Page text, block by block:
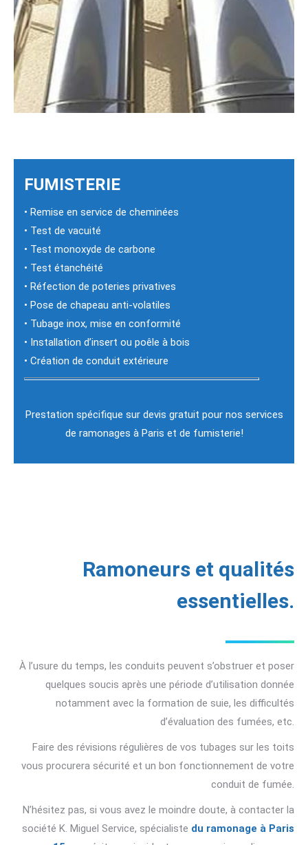
FUMISTERIE
• Remise en service de cheminées
• Test de vacuité
• Test monoxyde de carbone
• Test étanchéité
• Réfection de poteries privatives
• Pose de chapeau anti-volatiles
• Tubage inox, mise en conformité
• Installation d’insert ou poêle à bois
• Création de conduit extérieure
Prestation spécifique sur devis gratuit pour nos services
de ramonages à Paris et de fumisterie!
Ramoneurs et qualités
essentielles.
À l’usure du temps, les conduits peuvent s’obstruer et poser
quelques soucis après une période d’utilisation donnée
notamment avec la formation de suie, les difficultés
d’évaluation des fumées, etc.
Faire des révisions régulières de vos tubages sur les toits
vous procurera sécurité et un bon fonctionnement de votre
conduit de fumée.
N’hésitez pas, si vous avez le moindre doute, à contacter la
société K. Miguel Service, spécialiste du ramonage à Paris